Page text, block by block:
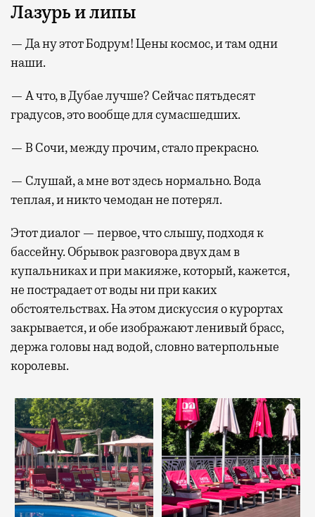
Лазурь и липы
— Да ну этот Бодрум! Цены космос, и там одни
наши.
— А что, в Дубае лучше? Сейчас пятьдесят
градусов, это вообще для сумасшедших.
— В Сочи, между прочим, стало прекрасно.
— Слушай, а мне вот здесь нормально. Вода
теплая, и никто чемодан не потерял.
Этот диалог — первое, что слышу, подходя к
бассейну. Обрывок разговора двух дам в
купальниках и при макияже, который, кажется,
не пострадает от воды ни при каких
обстоятельствах. На этом дискуссия о курортах
закрывается, и обе изображают ленивый брасс,
держа головы над водой, словно ватерпольные
королевы.